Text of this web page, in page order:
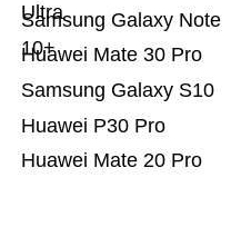
Huawei Mate 20 Pro
Huawei P30 Pro
Samsung Galaxy S10
Huawei Mate 30 Pro
Samsung Galaxy Note
10+
Ultra